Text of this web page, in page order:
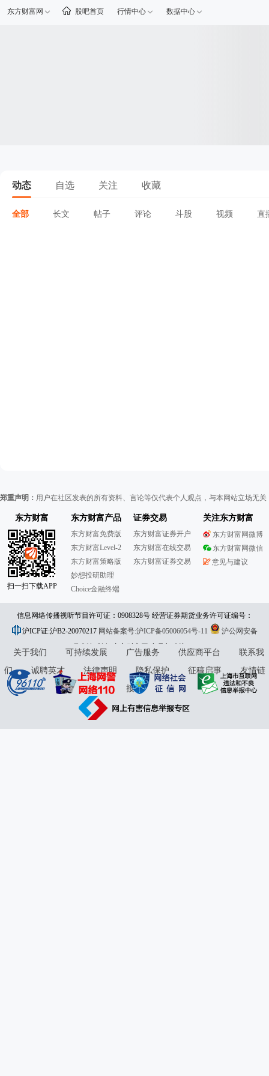
东方财富网 股吧首页 行情中心 数据中心
动态 自选 关注 收藏
全部 长文 帖子 评论 斗股 视频 直
郑重声明： 用户在社区发表的所有资料、言论等仅代表个人观点，与本网站立场无
东方财富
扫一扫下载APP
东方财富产品
东方财富免费版
东方财富Level-2
东方财富策略版
妙想投研助理
Choice金融终端
证券交易
东方财富证券开户
东方财富在线交易
东方财富证券交易
关注东方财富
东方财富网微博
东方财富网微信
意见与建议
信息网络传播视听节目许可证：0908328号 经营证券期货业务许可证编号：
913101046312860336 违法和不良信息举报:021-61278686 举报邮箱：
jubao@eastmoney.com
沪ICP证:沪B2-20070217 网站备案号:沪ICP备05006054号-11
沪公网安备
31010402000120号版权所有:东方财富网意见与建议:4000300059/952500
关于我们 可持续发展 广告服务 供应商平台
联系我
们
诚聘英才 法律声明 隐私保护 征稿启事
友情链
接